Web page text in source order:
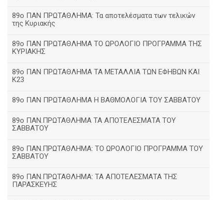
89ο ΠΑΝ ΠΡΩΤΑΘΛΗΜΑ: Τα αποτελέσματα των τελικών
της Κυριακής
89ο ΠΑΝ ΠΡΩΤΑΘΛΗΜΑ ΤΟ ΩΡΟΛΟΓΙΟ ΠΡΟΓΡΑΜΜΑ ΤΗΣ
ΚΥΡΙΑΚΗΣ
89ο ΠΑΝ ΠΡΩΤΑΘΛΗΜΑ ΤΑ ΜΕΤΑΛΛΙΑ ΤΩΝ ΕΦΗΒΩΝ ΚΑΙ
Κ23
89ο ΠΑΝ ΠΡΩΤΑΘΛΗΜΑ Η ΒΑΘΜΟΛΟΓΙΑ ΤΟΥ ΣΑΒΒΑΤΟΥ
89ο ΠΑΝ.ΠΡΩΤΑΘΛΗΜΑ ΤΑ ΑΠΟΤΕΛΕΣΜΑΤΑ ΤΟΥ
ΣΑΒΒΑΤΟΥ
89ο ΠΑΝ.ΠΡΩΤΑΘΛΗΜΑ: ΤΟ ΩΡΟΛΟΓΙΟ ΠΡΟΓΡΑΜΜΑ ΤΟΥ
ΣΑΒΒΑΤΟΥ
89ο ΠΑΝ.ΠΡΩΤΑΘΛΗΜΑ: ΤΑ ΑΠΟΤΕΛΕΣΜΑΤΑ ΤΗΣ
ΠΑΡΑΣΚΕΥΗΣ